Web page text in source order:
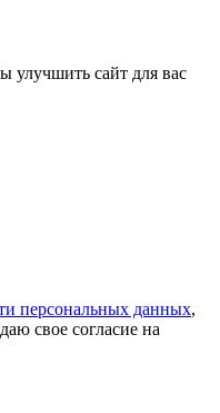
улучшить сайт для вас
персональных данных,
свое согласие на